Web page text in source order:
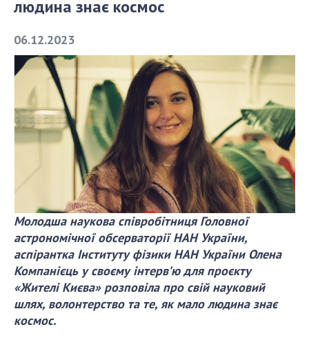
СТРУКТУРА
Президія НАН України
Апарат Президії
Секція фізико-технічних і математичних
наук
Секція хімічних і біологічних наук
Секція суспільних і гуманітарних наук
Установи при Президії
Ради, комітети та комісії
Наукові центри МОН та НАН України
Громадські організації
ДІЯЛЬНІСТЬ
людина знає космос
06.12.2023
Молодша наукова співробітниця Головної
астрономічної обсерваторії НАН України,
аспірантка Інституту фізики НАН України Олена
Компанієць у своєму інтерв’ю для проєкту
«Жителі Києва» розповіла про свій науковий
шлях, волонтерство та те, як мало людина знає
космос.